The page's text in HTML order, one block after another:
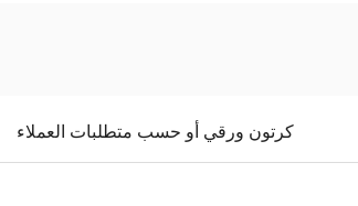
كرتون ورقي أو حسب متطلبات العملاء